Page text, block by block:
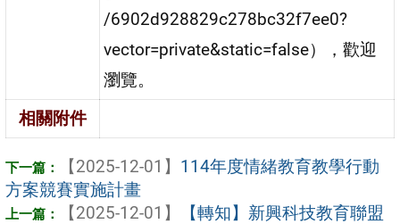
/6902d928829c278bc32f7ee0?
vector=private&static=false），歡迎
瀏覽。
相關附件
【2025-12-01】 114年度情緒教育教學行動
方案競賽實施計畫
【2025-12-01】
【轉知】新興科技教育聯盟